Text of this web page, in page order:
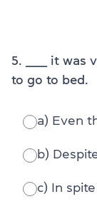
5. ______ it
to go to bed.
a) Even
b)
c) In